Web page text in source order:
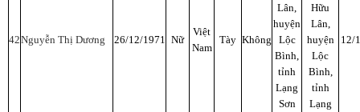
42Nguyễn Thị Dương 26/12/1971 Nữ
Việt
Nam
Tày Không
Lân,
huyện
Lộc
Bình,
tỉnh
Lạng
Sơn
Hữu
Lân,
huyện
Lộc
Bình,
tỉnh
Lạng
12/